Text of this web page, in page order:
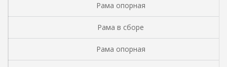
Рама опорная
Рама в сборе
Рама опорная